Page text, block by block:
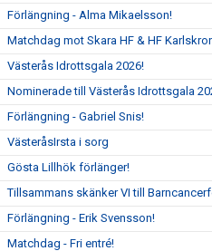
Förlängning - Alma Mikaelsson!
Matchdag mot Skara HF & HF
Västerås Idrottsgala 2026!
Nominerade till Västerås Idrottsgala
Förlängning - Gabriel Snis!
VästeråsIrsta i sorg
Gösta Lillhök förlänger!
Tillsammans skänker VI till
Förlängning - Erik Svensson!
Matchdag - Fri entré!